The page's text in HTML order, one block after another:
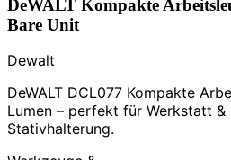
DeWALT Kompakte
Bare Unit
Dewalt
DeWALT DCL077 Kompakte
Lumen – perfekt für Werkstatt
Stativhalterung.